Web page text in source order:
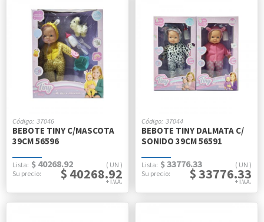
37046
BEBOTE TINY C/MASCOTA
39CM 56596
UN
$ 40268.92
$ 40268.92
37044
BEBOTE TINY DALMATA C/
SONIDO 39CM 56591
UN
$ 33776.33
$ 33776.33